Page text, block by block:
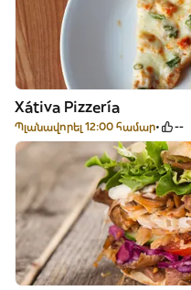
Xátiva Pizzería
Պլանավորել 12:00 համար --